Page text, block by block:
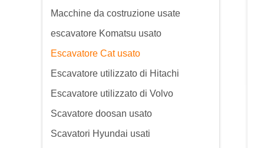
Macchine da costruzione usate
escavatore Komatsu usato
Escavatore Cat usato
Escavatore utilizzato di Hitachi
Escavatore utilizzato di Volvo
Scavatore doosan usato
Scavatori Hyundai usati